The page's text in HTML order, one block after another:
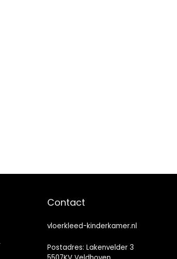
Contact
vloerkleed-kinderkamer.nl
Postadres: Lakenvelder 3